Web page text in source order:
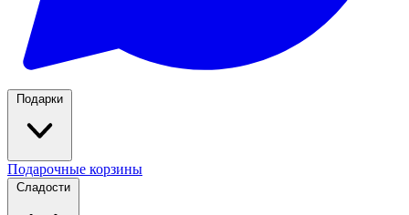
Подарки
Подарочные корзины
Сладости